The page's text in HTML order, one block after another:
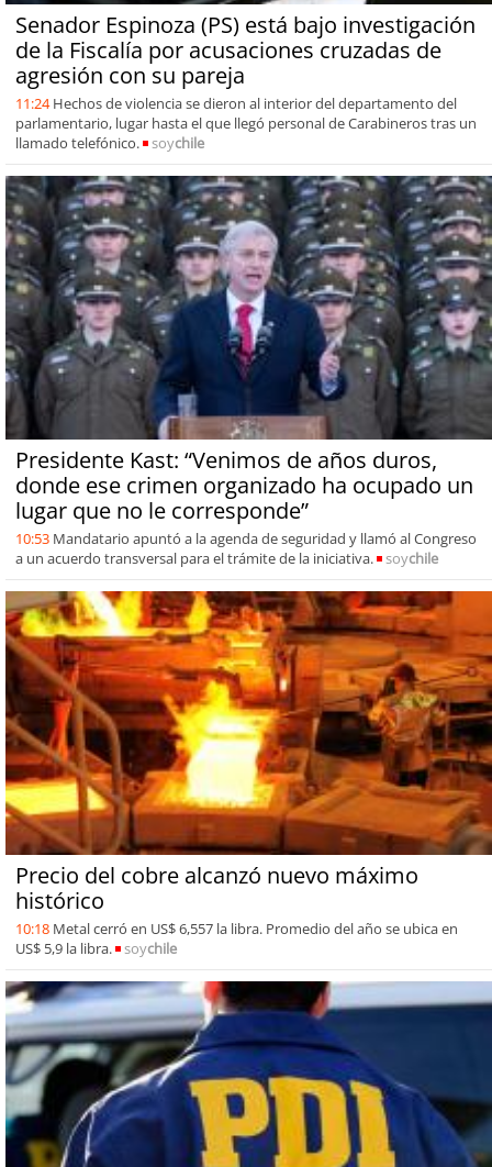
Senador Espinoza (PS) está bajo investigación
de la Fiscalía por acusaciones cruzadas de
agresión con su pareja
11:24 Hechos de violencia se dieron al interior del departamento del
parlamentario, lugar hasta el que llegó personal de Carabineros tras un
llamado telefónico.
soychile
Presidente Kast: “Venimos de años duros,
donde ese crimen organizado ha ocupado un
lugar que no le corresponde”
10:53 Mandatario apuntó a la agenda de seguridad y llamó al Congreso
a un acuerdo transversal para el trámite de la iniciativa.
soychile
Precio del cobre alcanzó nuevo máximo
histórico
10:18 Metal cerró en US$ 6,557 la libra. Promedio del año se ubica en
US$ 5,9 la libra.
soychile